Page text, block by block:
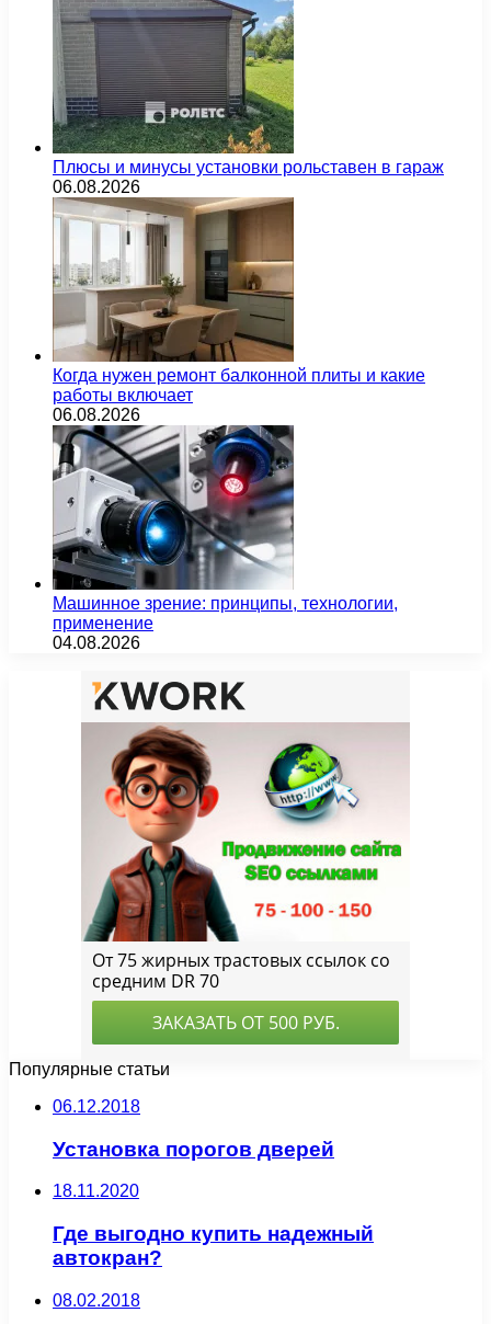
Плюсы и минусы установки рольставен в гараж
06.08.2026
Когда нужен ремонт балконной плиты и какие
работы включает
06.08.2026
Машинное зрение: принципы, технологии,
применение
04.08.2026
Популярные статьи
06.12.2018
Установка порогов дверей
18.11.2020
Где выгодно купить надежный
автокран?
08.02.2018